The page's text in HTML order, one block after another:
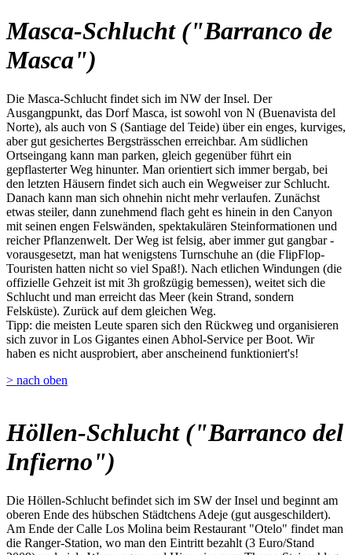
Masca-Schlucht ("Barranco de
Masca")
Die Masca-Schlucht findet sich im NW der Insel. Der
Ausgangpunkt, das Dorf Masca, ist sowohl von N (Buenavista del
Norte), als auch von S (Santiage del Teide) über ein enges, kurviges,
aber gut gesichertes Bergsträsschen erreichbar. Am südlichen
Ortseingang kann man parken, gleich gegenüber führt ein
gepflasterter Weg hinunter. Man orientiert sich immer bergab, bei
den letzten Häusern findet sich auch ein Wegweiser zur Schlucht.
Danach kann man sich ohnehin nicht mehr verlaufen. Zunächst
etwas steiler, dann zunehmend flach geht es hinein in den Canyon
mit seinen engen Felswänden, spektakulären Steinformationen und
reicher Pflanzenwelt. Der Weg ist felsig, aber immer gut gangbar -
vorausgesetzt, man hat wenigstens Turnschuhe an (die FlipFlop-
Touristen hatten nicht so viel Spaß!). Nach etlichen Windungen (die
offizielle Gehzeit ist mit 3h großzügig bemessen), weitet sich die
Schlucht und man erreicht das Meer (kein Strand, sondern
Felsküste). Zurück auf dem gleichen Weg.
Tipp: die meisten Leute sparen sich den Rückweg und organisieren
sich zuvor in Los Gigantes einen Abhol-Service per Boot. Wir
haben es nicht ausprobiert, aber anscheinend funktioniert's!
> nach oben
Höllen-Schlucht ("Barranco del
Infierno")
Die Höllen-Schlucht befindet sich im SW der Insel und beginnt am
oberen Ende des hübschen Städtchens Adeje (gut ausgeschildert).
Am Ende der Calle Los Molina beim Restaurant "Otelo" findet man
die Ranger-Station, wo man den Eintritt bezahlt (3 Euro/Stand